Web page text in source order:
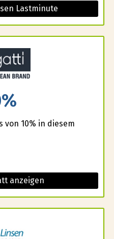
Lastminute
von 10% in diesem
anzeigen